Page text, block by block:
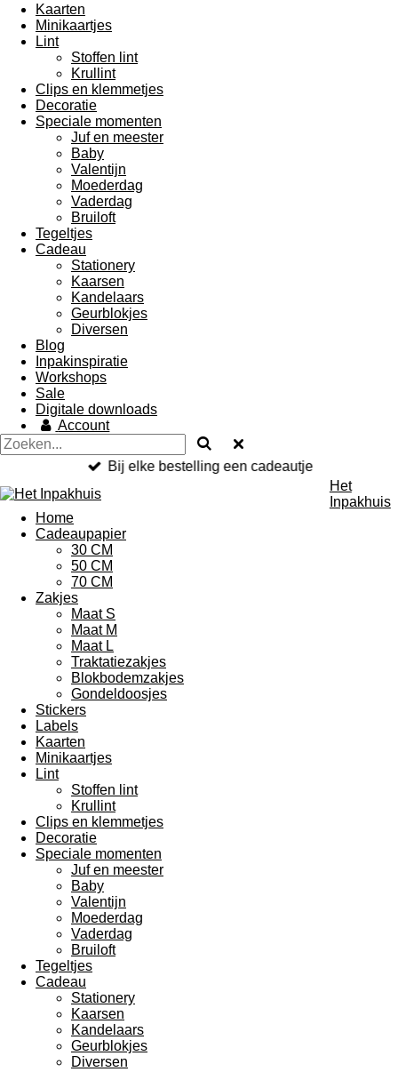
Kaarten
Minikaartjes
Lint
Stoffen lint
Krullint
Clips en klemmetjes
Decoratie
Speciale momenten
Juf en meester
Baby
Valentijn
Moederdag
Vaderdag
Bruiloft
Tegeltjes
Cadeau
Stationery
Kaarsen
Kandelaars
Geurblokjes
Diversen
Blog
Inpakinspiratie
Workshops
Sale
Digitale downloads
Account
Bij elke bestelling een cadeautje
Het
Inpakhuis
Home
Cadeaupapier
30 CM
50 CM
70 CM
Zakjes
Maat S
Maat M
Maat L
Traktatiezakjes
Blokbodemzakjes
Gondeldoosjes
Stickers
Labels
Kaarten
Minikaartjes
Lint
Stoffen lint
Krullint
Clips en klemmetjes
Decoratie
Speciale momenten
Juf en meester
Baby
Valentijn
Moederdag
Vaderdag
Bruiloft
Tegeltjes
Cadeau
Stationery
Kaarsen
Kandelaars
Geurblokjes
Diversen